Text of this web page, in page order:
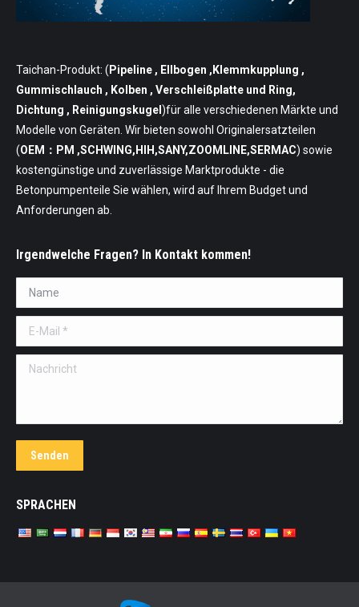
Taichan-Produkt: ( Pipeline , Ellbogen ,Klemmkupplung ,
Gummischlauch , Kolben , Verschleißplatte und Ring,
Dichtung , Reinigungskugel )für alle verschiedenen Märkte und
Modelle von Geräten. Wir bieten sowohl Originalersatzteilen
(OEM：PM ,SCHWING,HIH,SANY,ZOOMLINE,SERMAC) sowie
kostengünstige und zuverlässige Marktprodukte - die
Betonpumpenteile Sie wählen, wird auf Ihrem Budget und
Anforderungen ab.
Irgendwelche Fragen? In Kontakt kommen!
Name *
E-Mail *
Nachricht
Senden
SPRACHEN